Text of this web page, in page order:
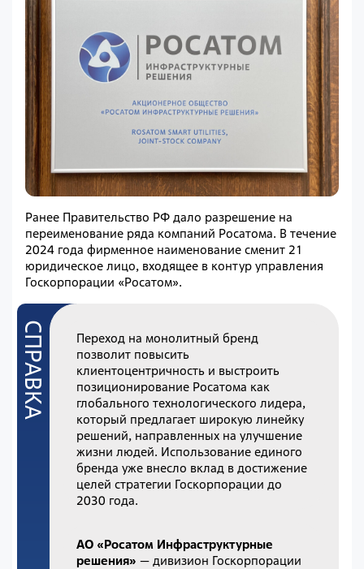
Ранее Правительство РФ дало разрешение на
переименование ряда компаний Росатома. В течение
2024 года фирменное наименование сменит 21
юридическое лицо, входящее в контур управления
Госкорпорации «Росатом».
Переход на монолитный бренд
позволит повысить
клиентоцентричность и выстроить
позиционирование Росатома как
глобального технологического лидера,
который предлагает широкую линейку
решений, направленных на улучшение
жизни людей. Использование единого
бренда уже внесло вклад в достижение
целей стратегии Госкорпорации до
2030 года.
АО «Росатом Инфраструктурные
решения» — дивизион Госкорпорации